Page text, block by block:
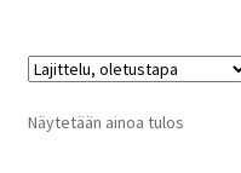
Näytetään ainoa tulos